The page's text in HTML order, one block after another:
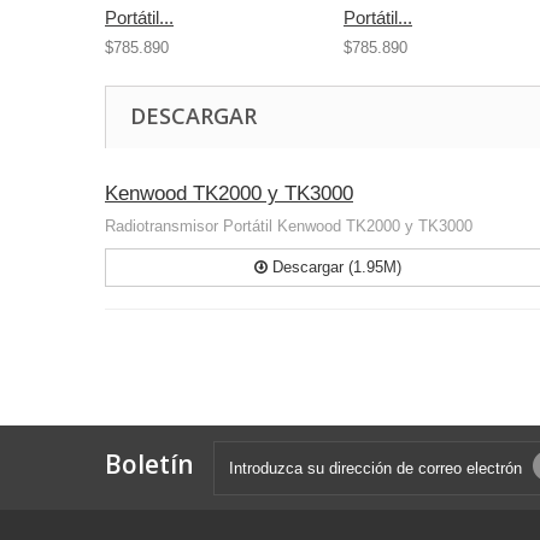
Portátil...
$785.890
Portátil...
$785.890
DESCARGAR
Kenwood TK2000 y TK3000
Radiotransmisor Portátil Kenwood TK2000 y TK3000
Descargar (1.95M)
Boletín